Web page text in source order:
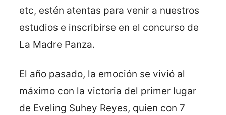
etc, estén atentas para venir a nuestros
estudios e inscribirse en el concurso de
La Madre Panza.
El año pasado, la emoción se vivió al
máximo con la victoria del primer lugar
de Eveling Suhey Reyes, quien con 7